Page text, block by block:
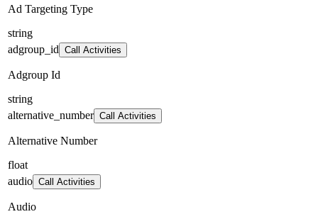
Ad Targeting Type
string
adgroup_id Call Activities
Adgroup Id
string
alternative_number Call Activities
Alternative Number
float
audio Call Activities
Audio